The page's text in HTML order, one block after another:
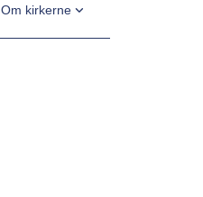
Om kirkerne